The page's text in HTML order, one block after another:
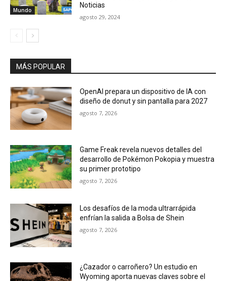
Mundo
Noticias
agosto 29, 2024
MÁS POPULAR
OpenAI prepara un dispositivo de IA con
diseño de donut y sin pantalla para 2027
agosto 7, 2026
Game Freak revela nuevos detalles del
desarrollo de Pokémon Pokopia y muestra
su primer prototipo
agosto 7, 2026
Los desafíos de la moda ultrarrápida
enfrían la salida a Bolsa de Shein
agosto 7, 2026
¿Cazador o carroñero? Un estudio en
Wyoming aporta nuevas claves sobre el